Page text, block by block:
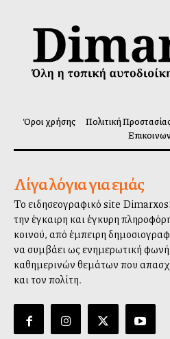
Όροι χρήσης
Πολιτική
Λίγα λόγια για εμάς
Το ειδησεογραφικό site
την έγκαιρη και έγκυρη
κοινού, από έμπειρη
να συμβάλλει ως ενημερωτική
καθημερινών θεμάτων που
και τον πολίτη.